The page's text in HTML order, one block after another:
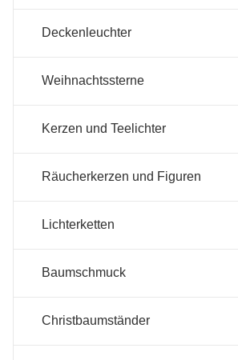
Deckenleuchter
Weihnachtssterne
Kerzen und Teelichter
Räucherkerzen und Figuren
Lichterketten
Baumschmuck
Christbaumständer